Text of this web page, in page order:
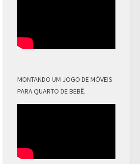
MONTANDO UM JOGO DE MÓVEIS
PARA QUARTO DE BEBÊ.